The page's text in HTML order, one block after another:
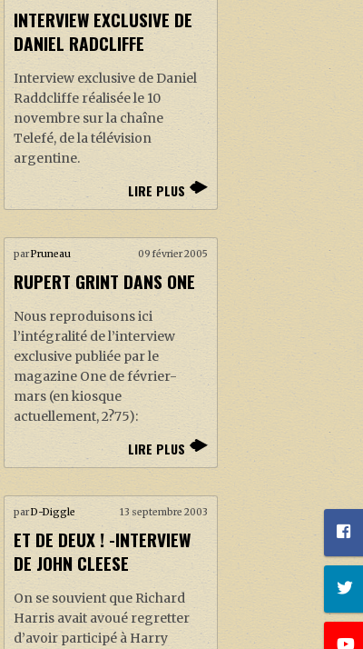
INTERVIEW EXCLUSIVE DE
DANIEL RADCLIFFE
Interview exclusive de Daniel
Raddcliffe réalisée le 10
novembre sur la chaîne
Telefé, de la télévision
argentine.
LIRE PLUS
parPruneau 09 février 2005
RUPERT GRINT DANS ONE
Nous reproduisons ici
l’intégralité de l’interview
exclusive publiée par le
magazine One de février-
mars (en kiosque
actuellement, 2?75):
LIRE PLUS
parD-Diggle 13 septembre 2003
ET DE DEUX ! -INTERVIEW
DE JOHN CLEESE
On se souvient que Richard
Harris avait avoué regretter
d’avoir participé à Harry